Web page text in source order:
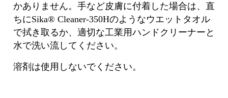
かありません。⼿など⽪膚に付着した場合は、直
ちにSika® Cleaner-350Hのようなウエットタオル
で拭き取るか、適切な⼯業⽤ハンドクリーナーと
⽔で洗い流してください。
溶剤は使⽤しないでください。